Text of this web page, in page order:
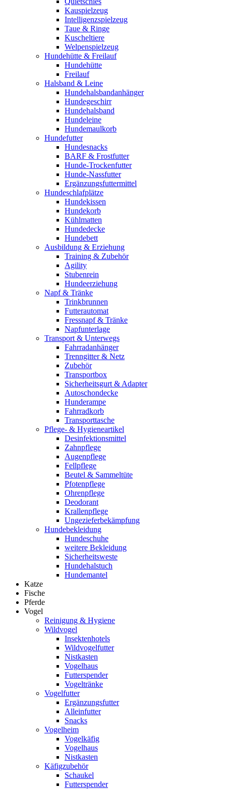
Kauspielzeug
Intelligenzspielzeug
Taue & Ringe
Kuscheltiere
Welpenspielzeug
Hundehütte & Freilauf
Hundehütte
Freilauf
Halsband & Leine
Hundehalsbandanhänger
Hundegeschirr
Hundehalsband
Hundeleine
Hundemaulkorb
Hundefutter
Hundesnacks
BARF & Frostfutter
Hunde-Trockenfutter
Hunde-Nassfutter
Ergänzungsfuttermittel
Hundeschlafplätze
Hundekissen
Hundekorb
Kühlmatten
Hundedecke
Hundebett
Ausbildung & Erziehung
Training & Zubehör
Agility
Stubenrein
Hundeerziehung
Napf & Tränke
Trinkbrunnen
Futterautomat
Fressnapf & Tränke
Napfunterlage
Transport & Unterwegs
Fahrradanhänger
Trenngitter & Netz
Zubehör
Transportbox
Sicherheitsgurt & Adapter
Autoschondecke
Hunderampe
Fahrradkorb
Transporttasche
Pflege- & Hygieneartikel
Desinfektionsmittel
Zahnpflege
Augenpflege
Fellpflege
Beutel & Sammeltüte
Pfotenpflege
Ohrenpflege
Deodorant
Krallenpflege
Ungezieferbekämpfung
Hundebekleidung
Hundeschuhe
weitere Bekleidung
Sicherheitsweste
Hundehalstuch
Hundemantel
Katze
Fische
Pferde
Vogel
Reinigung & Hygiene
Wildvogel
Insektenhotels
Wildvogelfutter
Nistkasten
Vogelhaus
Futterspender
Vogeltränke
Vogelfutter
Ergänzungsfutter
Alleinfutter
Snacks
Vogelheim
Vogelkäfig
Vogelhaus
Nistkasten
Käfigzubehör
Schaukel
Futterspender